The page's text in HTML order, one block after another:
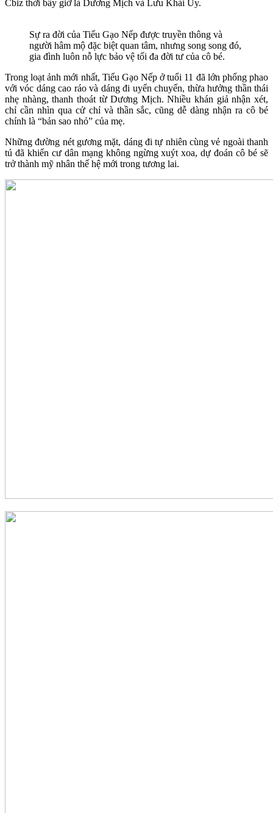
Cbiz thời bấy giờ là Dương Mịch và Lưu Khải Uy.
Sự ra đời của Tiểu Gạo Nếp được truyền thông và
người hâm mộ đặc biệt quan tâm, nhưng song song đó,
gia đình luôn nỗ lực bảo vệ tối đa đời tư của cô bé.
Trong loạt ảnh mới nhất, Tiểu Gạo Nếp ở tuổi 11 đã lớn phổng phao
với vóc dáng cao ráo và dáng đi uyển chuyển, thừa hưởng thần thái
nhẹ nhàng, thanh thoát từ Dương Mịch. Nhiều khán giả nhận xét,
chỉ cần nhìn qua cử chỉ và thần sắc, cũng dễ dàng nhận ra cô bé
chính là “bản sao nhỏ” của mẹ.
Những đường nét gương mặt, dáng đi tự nhiên cùng vẻ ngoài thanh
tú đã khiến cư dân mạng không ngừng xuýt xoa, dự đoán cô bé sẽ
trở thành mỹ nhân thế hệ mới trong tương lai.